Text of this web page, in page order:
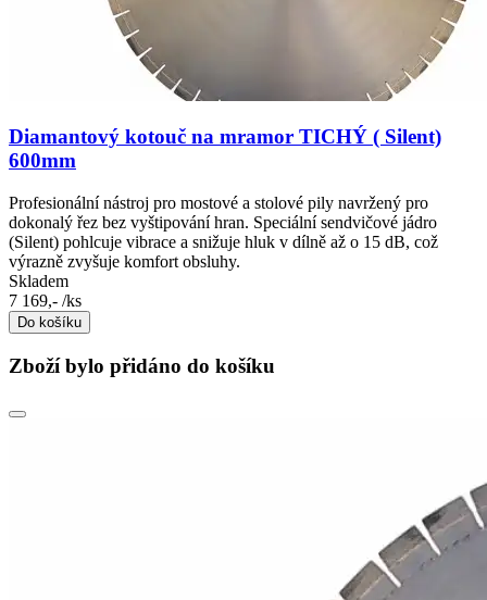
Diamantový kotouč na mramor TICHÝ ( Silent)
600mm
Profesionální nástroj pro mostové a stolové pily navržený pro
dokonalý řez bez vyštipování hran. Speciální sendvičové jádro
(Silent) pohlcuje vibrace a snižuje hluk v dílně až o 15 dB, což
výrazně zvyšuje komfort obsluhy.
Skladem
7 169,- /ks
Do košíku
Zboží bylo přidáno do košíku